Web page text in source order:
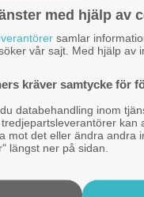
om
med hjälp av
samlar
vår sajt. Med hjälp av
kräver samtycke för
databehandling inom
kan
mot det eller ändra andra
längst ner på sidan.